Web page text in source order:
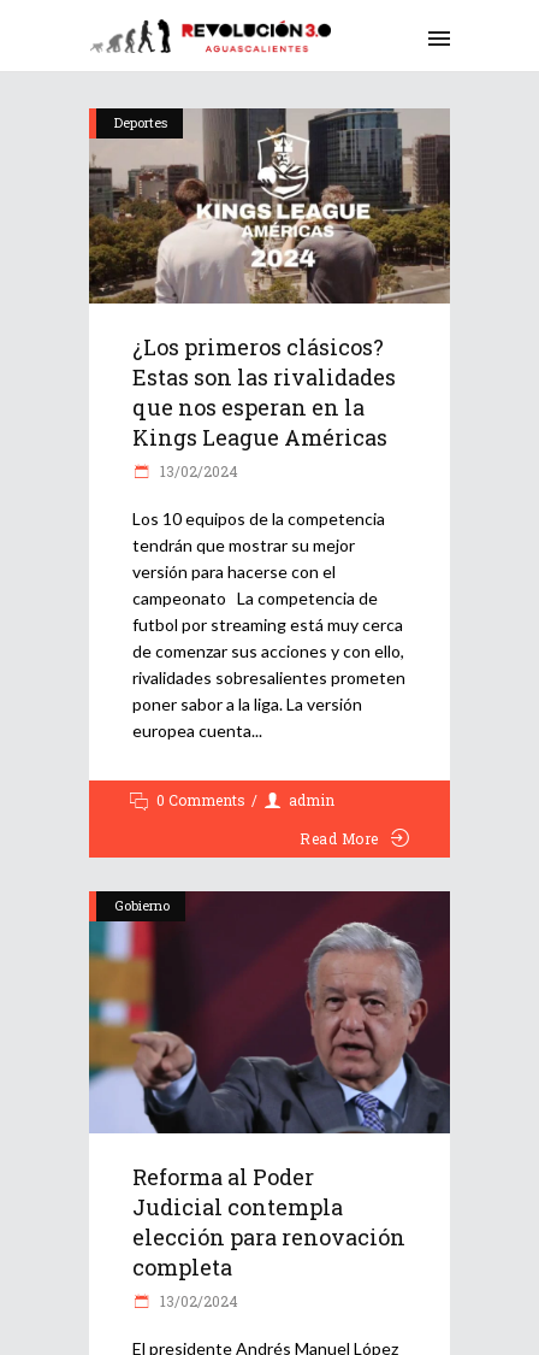
Deportes
¿Los primeros clásicos?
Estas son las rivalidades
que nos esperan en la
Kings League Américas
13/02/2024
Los 10 equipos de la competencia
tendrán que mostrar su mejor
versión para hacerse con el
campeonato La competencia de
futbol por streaming está muy cerca
de comenzar sus acciones y con ello,
rivalidades sobresalientes prometen
poner sabor a la liga. La versión
europea cuenta
0 Comments
admin
Read More
Gobierno
Reforma al Poder
Judicial contempla
elección para renovación
completa
13/02/2024
El presidente Andrés Manuel López